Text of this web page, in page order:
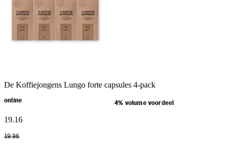
De Koffiejongens Lungo forte capsules 4-pack
online 4% volume voordeel
19.16
19.96